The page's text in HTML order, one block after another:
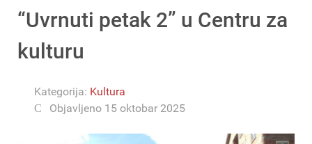
“Uvrnuti petak 2” u Centru za
kulturu
Kategorija: Kultura
Objavljeno 15 oktobar 2025